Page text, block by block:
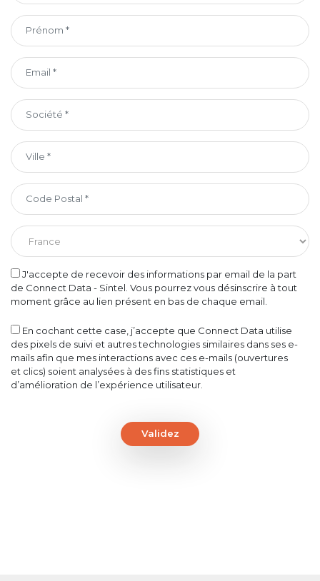
J'accepte de recevoir des informations par email de la part
de Connect Data - Sintel. Vous pourrez vous désinscrire à tout
moment grâce au lien présent en bas de chaque email.
En cochant cette case, j’accepte que Connect Data utilise
des pixels de suivi et autres technologies similaires dans ses e-
mails afin que mes interactions avec ces e-mails (ouvertures
et clics) soient analysées à des fins statistiques et
d’amélioration de l’expérience utilisateur.
Validez